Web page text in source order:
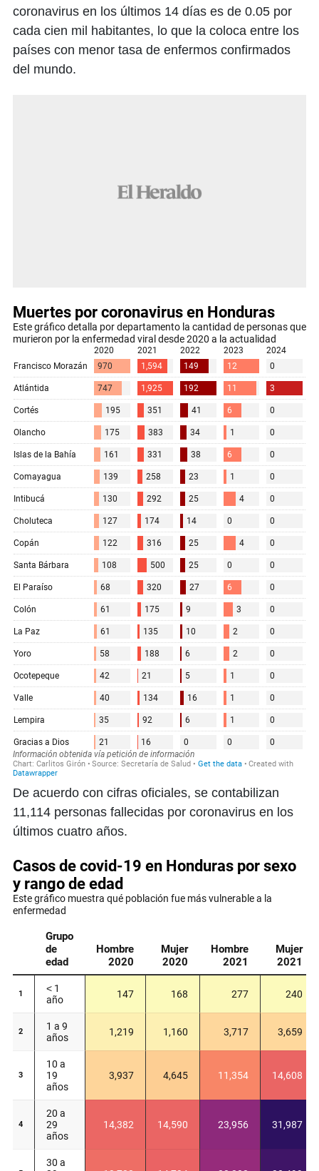
coronavirus en los últimos 14 días es de 0.05 por
cada cien mil habitantes, lo que la coloca entre los
países con menor tasa de enfermos confirmados
del mundo.
De acuerdo con cifras oficiales, se contabilizan
11,114 personas fallecidas por coronavirus en los
últimos cuatro años.